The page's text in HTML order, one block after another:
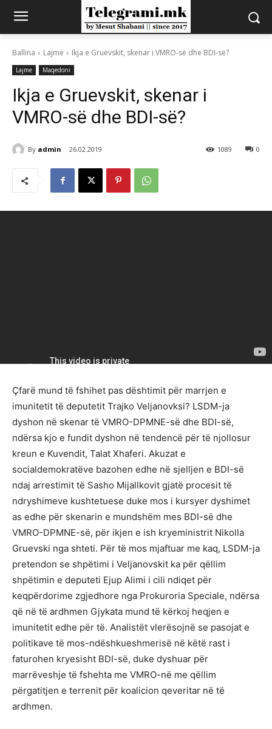
Ballina Lajme Ikja e Gruevskit, skenar i VMRO-së dhe BDI-së?
Lajme Maqedoni
Ikja e Gruevskit, skenar i
VMRO-së dhe BDI-së?
By admin 26.02.2019 0
1089
Çfarë mund të fshihet pas dështimit për marrjen e
imunitetit të deputetit Trajko Veljanovksi? LSDM-ja
dyshon në skenar të VMRO-DPMNE-së dhe BDI-së,
ndërsa kjo e fundit dyshon në tendencë për të njollosur
kreun e Kuvendit, Talat Xhaferi. Akuzat e
socialdemokratëve bazohen edhe në sjelljen e BDI-së
ndaj arrestimit të Sasho Mijallkovit gjatë procesit të
ndryshimeve kushtetuese duke mos i kursyer dyshimet
as edhe për skenarin e mundshëm mes BDI-së dhe
VMRO-DPMNE-së, për ikjen e ish kryeministrit Nikolla
Gruevski nga shteti. Për të mos mjaftuar me kaq, LSDM-ja
pretendon se shpëtimi i Veljanovskit ka për qëllim
shpëtimin e deputeti Ejup Alimi i cili ndiqet për
keqpërdorime zgjedhore nga Prokuroria Speciale, ndërsa
që në të ardhmen Gjykata mund të kërkoj heqjen e
imunitetit edhe për të. Analistët vlerësojnë se pasojat e
politikave të mos-ndëshkueshmerisë në këtë rast i
faturohen kryesisht BDI-së, duke dyshuar për
marrëveshje të fshehta me VMRO-në me qëllim
përgatitjen e terrenit për koalicion qeveritar në të
ardhmen.